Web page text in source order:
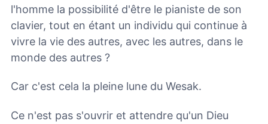
l'homme la possibilité d'être le pianiste de son
clavier, tout en étant un individu qui continue à
vivre la vie des autres, avec les autres, dans le
monde des autres ?
Car c'est cela la pleine lune du Wesak.
Ce n'est pas s'ouvrir et attendre qu'un Dieu